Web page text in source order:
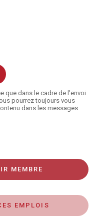
que dans le cadre de l'envoi
pourrez toujours vous
dans les messages.
MEMBRE
EMPLOIS